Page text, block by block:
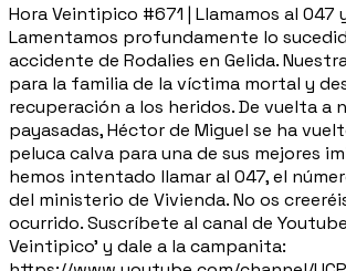
Hora Veintipico #671 | Llamamos al 047
Lamentamos profundamente lo
accidente de Rodalies en Gelida.
para la familia de la víctima mortal y
recuperación a los heridos. De vuelta a
payasadas, Héctor de Miguel se ha
peluca calva para una de sus mejores
hemos intentado llamar al 047, el
del ministerio de Vivienda. No os
ocurrido. Suscríbete al canal de
Veintipico' y dale a la campanita: